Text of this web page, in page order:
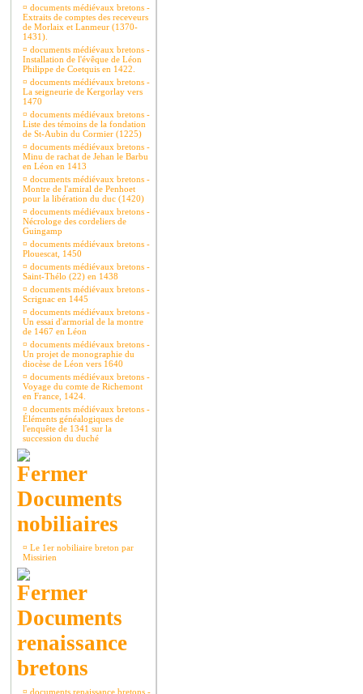
¤ documents médiévaux bretons -
Extraits de comptes des receveurs
de Morlaix et Lanmeur (1370-
1431).
¤ documents médiévaux bretons -
Installation de l'évêque de Léon
Philippe de Coetquis en 1422.
¤ documents médiévaux bretons -
La seigneurie de Kergorlay vers
1470
¤ documents médiévaux bretons -
Liste des témoins de la fondation
de St-Aubin du Cormier (1225)
¤ documents médiévaux bretons -
Minu de rachat de Jehan le Barbu
en Léon en 1413
¤ documents médiévaux bretons -
Montre de l'amiral de Penhoet
pour la libération du duc (1420)
¤ documents médiévaux bretons -
Nécrologe des cordeliers de
Guingamp
¤ documents médiévaux bretons -
Plouescat, 1450
¤ documents médiévaux bretons -
Saint-Thélo (22) en 1438
¤ documents médiévaux bretons -
Scrignac en 1445
¤ documents médiévaux bretons -
Un essai d'armorial de la montre
de 1467 en Léon
¤ documents médiévaux bretons -
Un projet de monographie du
diocèse de Léon vers 1640
¤ documents médiévaux bretons -
Voyage du comte de Richemont
en France, 1424.
¤ documents médiévaux bretons -
Éléments généalogiques de
l'enquête de 1341 sur la
succession du duché
Documents
nobiliaires
¤ Le 1er nobiliaire breton par
Missirien
Documents
renaissance
bretons
¤ documents renaissance bretons -